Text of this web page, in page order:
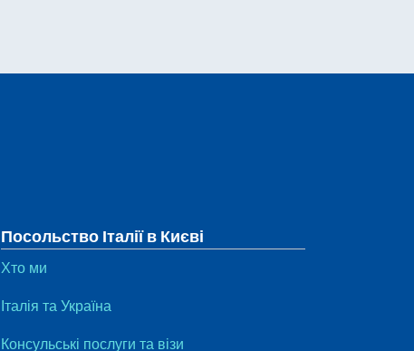
Посольство Італії в Києві
Хто ми
Італія та Україна
Консульські послуги та візи